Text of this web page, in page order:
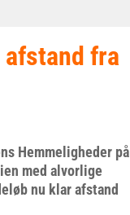
fra
Hemmeligheder på
med alvorlige
nu klar afstand